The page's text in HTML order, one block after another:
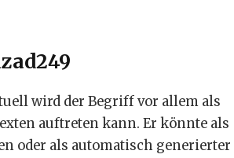
wird der Begriff vor allem als
auftreten kann. Er könnte als
oder als automatisch generierter